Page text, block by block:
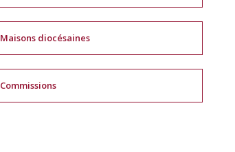
Maisons diocésaines
Commissions